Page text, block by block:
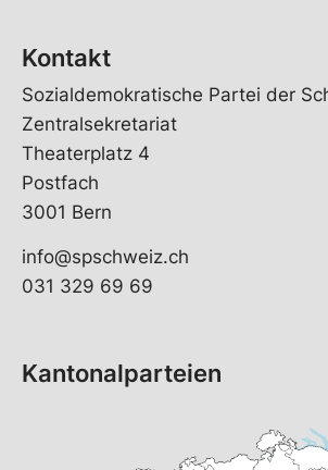
Kontakt
Sozialdemokratische Partei der
Zentralsekretariat
Theaterplatz 4
Postfach
3001 Bern
info@spschweiz.ch
031 329 69 69
Kantonalparteien